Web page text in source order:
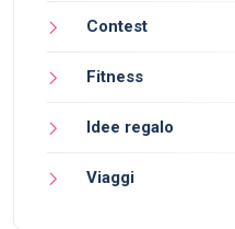
Contest
Fitness
Idee regalo
Viaggi